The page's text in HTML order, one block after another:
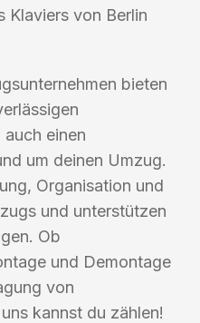
Klaviers von Berlin
bieten
einen
um deinen Umzug.
Organisation und
und unterstützen
Ob
und Demontage
von
kannst du zählen!